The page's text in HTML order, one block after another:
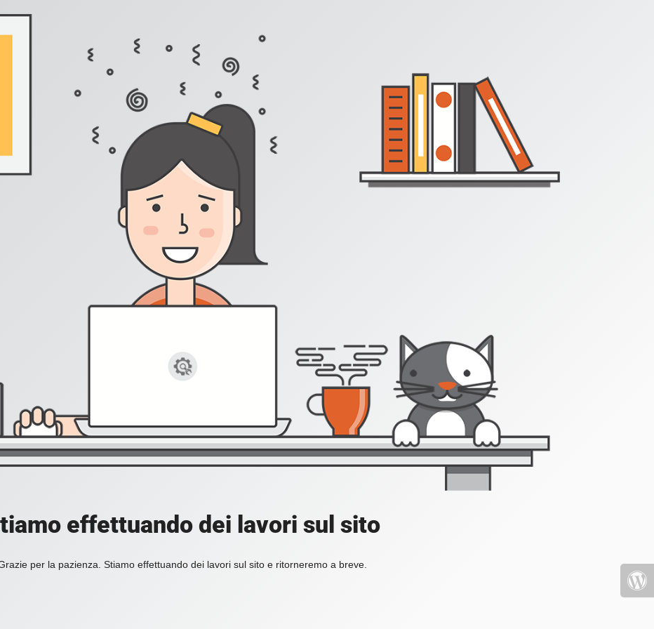
effettuando dei lavori sul sito
per la pazienza. Stiamo effettuando dei lavori sul sito e ritorneremo a breve.